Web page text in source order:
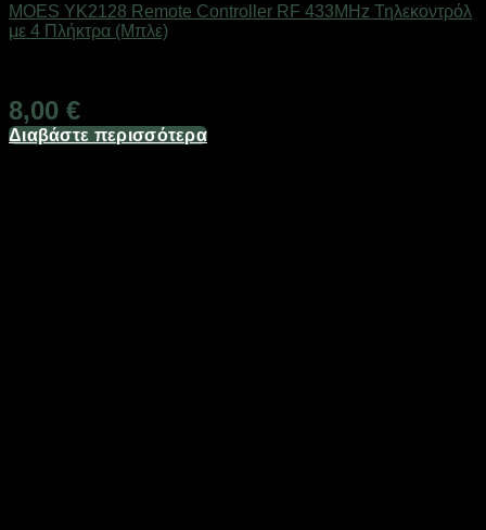
MOES YK2128 Remote Controller RF 433MHz Τηλεκοντρόλ
με 4 Πλήκτρα (Μπλε)
8,00 €
Διαβάστε περισσότερα